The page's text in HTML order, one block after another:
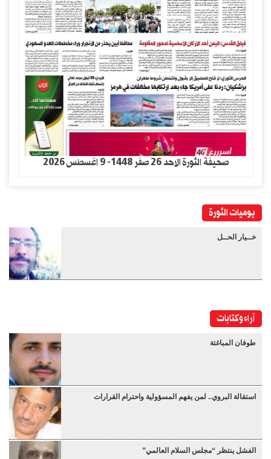
صحيفة الثورة الاحد 26 صفر 1448- 9 اغسطس 2026
يوميات الثورة
خــيار الحــل
آراء وكتابات
طوفان المباغتة
استقالة البروي.. لمن يفهم المسؤولية واحترام القرارات
الفشل ينتظر “مجلس السلام العالمي”